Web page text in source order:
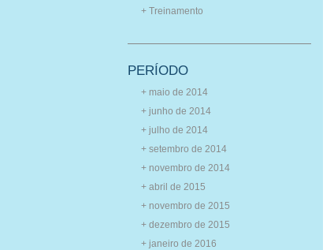
+ Treinamento
PERÍODO
+ maio de 2014
+ junho de 2014
+ julho de 2014
+ setembro de 2014
+ novembro de 2014
+ abril de 2015
+ novembro de 2015
+ dezembro de 2015
+ janeiro de 2016